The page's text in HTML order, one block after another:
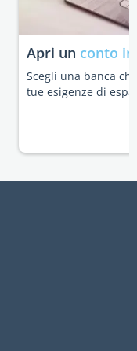
Apri un conto
Scegli una banca
tue esigenze di